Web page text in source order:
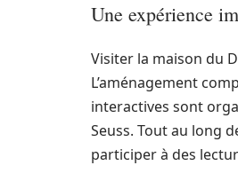
Une expérience
Visiter la maison du
L’aménagement
interactives sont
Seuss. Tout au long
participer à des